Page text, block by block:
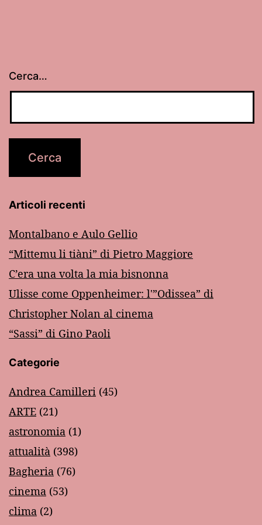
Cerca…
Articoli recenti
Montalbano e Aulo Gellio
“Mittemu li tiàni” di Pietro Maggiore
C’era una volta la mia bisnonna
Ulisse come Oppenheimer: l'”Odissea” di
Christopher Nolan al cinema
“Sassi” di Gino Paoli
Categorie
Andrea Camilleri (45)
ARTE (21)
astronomia (1)
attualità (398)
Bagheria (76)
cinema (53)
clima (2)